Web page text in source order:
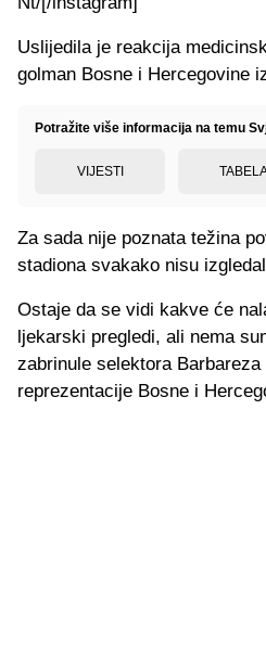
Uslijedila je reakcija
golman Bosne i Hercegovine
Potražite više informacija na temu
VIJESTI
Za sada nije poznata težina
stadiona svakako nisu
Ostaje da se vidi kakve će
ljekarski pregledi, ali nema
zabrinule selektora
reprezentacije Bosne i